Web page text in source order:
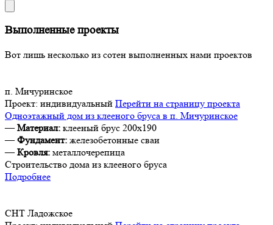
Выполненные проекты
Вот лишь несколько из сотен выполненных нами проектов
п. Мичуринское
Проект: индивидуальный Перейти на страницу проекта
Одноэтажный дом из клееного бруса в п. Мичуринское
—Материал: клееный брус 200х190
—Фундамент: железобетонные сваи
—Кровля: металлочерепица
Строительство дома из клееного бруса
Подробнее
СНТ Ладожское